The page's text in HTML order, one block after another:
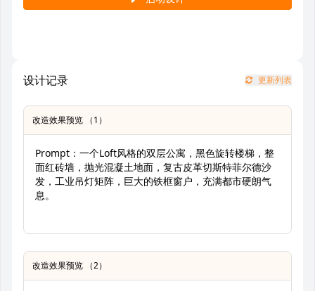
设计记录 更新列表
改造效果预览 （1）
Prompt：一个Loft风格的双层公寓，黑色旋转楼梯，整
面红砖墙，抛光混凝土地面，复古皮革切斯特菲尔德沙
发，工业吊灯矩阵，巨大的铁框窗户，充满都市硬朗气
息。
改造效果预览 （2）